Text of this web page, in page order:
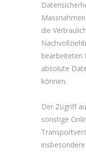
die
bearbeiteten
absolute
können.
Der Zugriff
sonstige